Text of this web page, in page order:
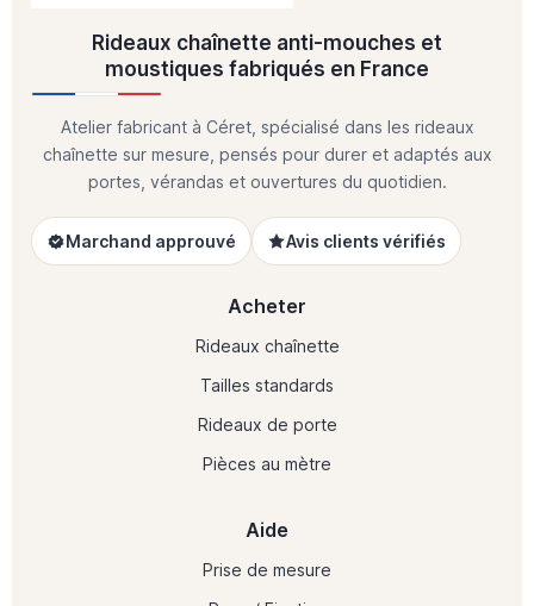
Rideaux chaînette anti-mouches et
moustiques fabriqués en France
Atelier fabricant à Céret, spécialisé dans les rideaux
chaînette sur mesure, pensés pour durer et adaptés aux
portes, vérandas et ouvertures du quotidien.
Marchand approuvé Avis clients vérifiés
Acheter
Rideaux chaînette
Tailles standards
Rideaux de porte
Pièces au mètre
Aide
Prise de mesure